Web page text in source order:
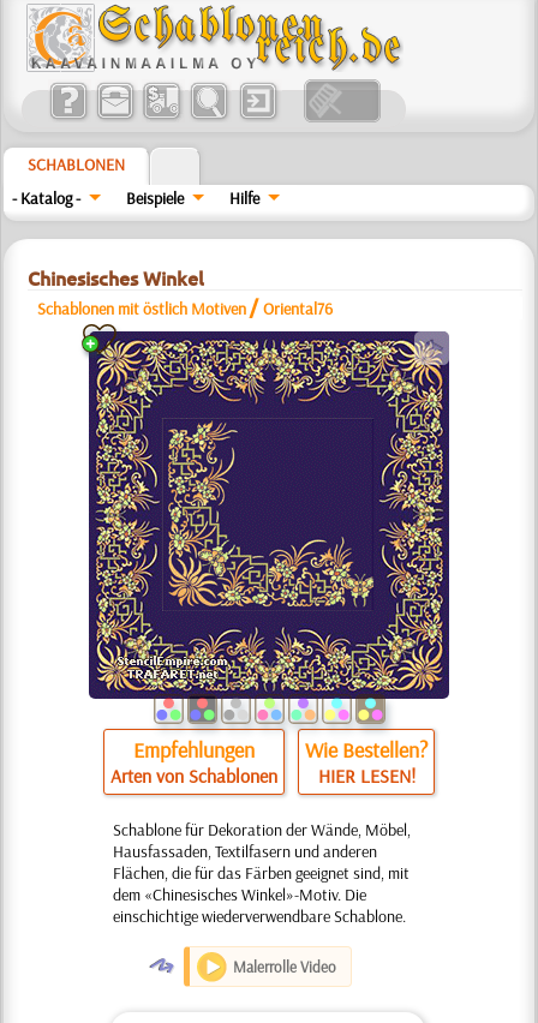
SCHABLONEN
- Katalog -
Beispiele Hilfe
Chinesisches Winkel
Schablonen mit östlich Motiven /Oriental76
a
Empfehlungen
Arten von Schablonen
Wie Bestellen?
HIER LESEN!
Schablone für Dekoration der Wände, Möbel,
Hausfassaden, Textilfasern und anderen
Flächen, die für das Färben geeignet sind, mit
dem «Chinesisches Winkel»-Motiv. Die
einschichtige wiederverwendbare Schablone.
O Malerrolle Video